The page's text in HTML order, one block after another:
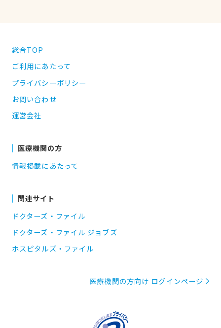
総合TOP
ご利用にあたって
プライバシーポリシー
お問い合わせ
運営会社
医療機関の方
情報掲載にあたって
関連サイト
ドクターズ・ファイル
ドクターズ・ファイル ジョブズ
ホスピタルズ・ファイル
医療機関の方向け ログインページ